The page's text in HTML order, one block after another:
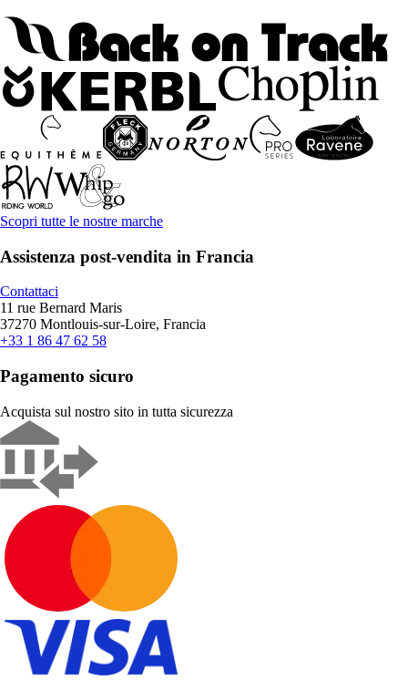
Scopri tutte le nostre marche
Assistenza post-vendita in Francia
Contattaci
11 rue Bernard Maris
37270 Montlouis-sur-Loire, Francia
+33 1 86 47 62 58
Pagamento sicuro
Acquista sul nostro sito in tutta sicurezza